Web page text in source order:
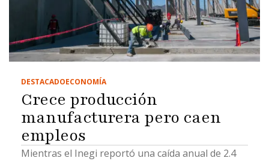
DESTACADOECONOMÍA
Crece producción
manufacturera pero caen
empleos
Mientras el Inegi reportó una caída anual de 2.4